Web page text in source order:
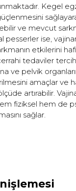
Kegel
ve mevcut
ise,
etkilerini
tedaviler
ve pelvik
amaçlar ve
artırabilir.
fiziksel hem de
sağlar.